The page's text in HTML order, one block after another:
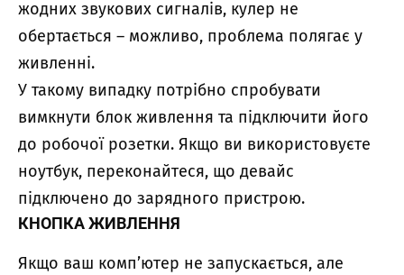
жодних звукових сигналів, кулер не
обертається – можливо, проблема полягає у
живленні.
У такому випадку потрібно спробувати
вимкнути блок живлення та підключити його
до робочої розетки. Якщо ви використовуєте
ноутбук, переконайтеся, що девайс
підключено до зарядного пристрою.
КНОПКА ЖИВЛЕННЯ
Якщо ваш комп’ютер не запускається, але